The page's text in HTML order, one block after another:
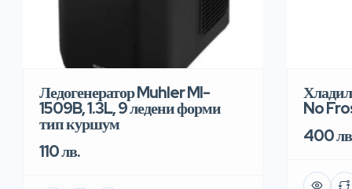
Ледогенератор Muhler MI-
1509B, 1.3L, 9 ледени форми
тип куршум
110 лв.
No
400